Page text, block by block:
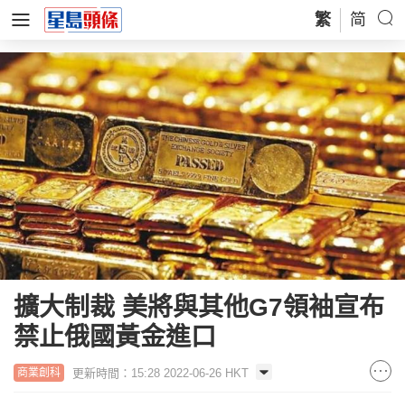
繁 简
擴大制裁 美將與其他G7領袖宣布
禁止俄國黃金進口
商業創科 更新時間：15:28 2022-06-26 HKT